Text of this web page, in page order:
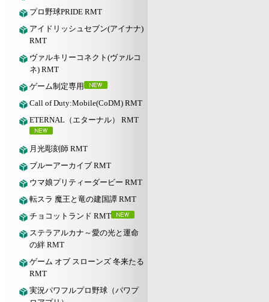
プロ野球PRIDE RMT
アイドリッシュセブン(アイナナ)
RMT
ヴァルキリーコネクト(ヴァルコ
ネ) RMT
ゲーム制定専用
Call of Duty:Mobile(CoDM) RMT
ETERNAL（エターナル） RMT
月光彫刻師 RMT
ブルーアーカイブ RMT
ウマ娘プリティーダービー RMT
転スラ 魔王と竜の建国譚 RMT
チョコットランド RMT
ステラアルカナ～愛の光と運命
の絆 RMT
ゲーム オブ スローンズ 冬来たる
RMT
実況パワフルプロ野球（パワプ